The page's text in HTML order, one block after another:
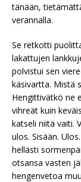
tänään,
verannalla.
Se retkotti
lakattujen
polvistui sen
käsivartta. Mistä
Hengittivätkö ne
vihreät kuin
katseli niitä vaiti.
ulos. Sisään.
hellästi
otsansa vasten
hengenvetoa